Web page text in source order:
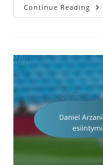
Continue Reading Sam